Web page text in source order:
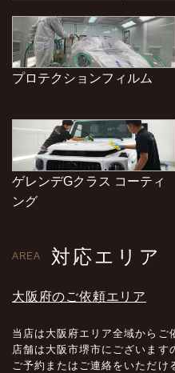
プロテクションフィルム
ゲレンデGクラス コーティ
ング
AREA 対応エリア
大阪府のご依頼エリア
当店は大阪府エリア全域からご
店舗は大阪市堺市にございます
ご予約またはご連絡をいただけ